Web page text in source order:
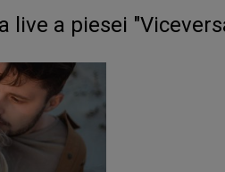
live a piesei